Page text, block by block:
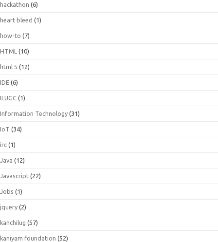
hackathon (6)
heart bleed (1)
how-to (7)
HTML (10)
html 5 (12)
IDE (6)
ILUGC (1)
Information Technology (31)
IoT (34)
irc (1)
Java (12)
Javascript (22)
Jobs (1)
jquery (2)
kanchilug (57)
kaniyam foundation (52)